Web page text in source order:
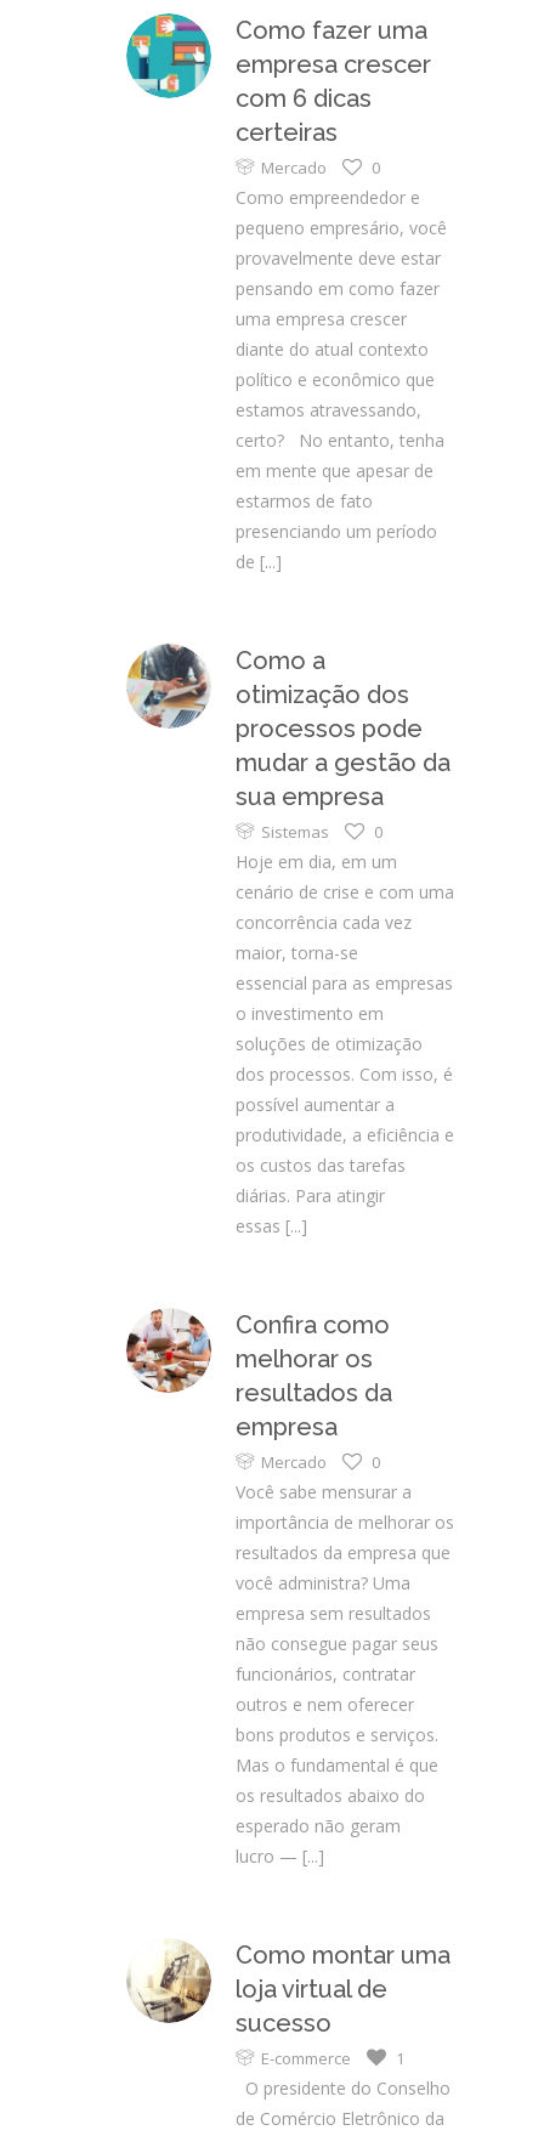
Como fazer uma
empresa crescer
com 6 dicas
certeiras
Mercado 0
Como empreendedor e
pequeno empresário, você
provavelmente deve estar
pensando em como fazer
uma empresa crescer
diante do atual contexto
político e econômico que
estamos atravessando,
certo? No entanto, tenha
em mente que apesar de
estarmos de fato
presenciando um período
de [...]
Como a
otimização dos
processos pode
mudar a gestão da
sua empresa
Sistemas 0
Hoje em dia, em um
cenário de crise e com uma
concorrência cada vez
maior, torna-se
essencial para as empresas
o investimento em
soluções de otimização
dos processos. Com isso, é
possível aumentar a
produtividade, a eficiência e
os custos das tarefas
diárias. Para atingir
essas [...]
Confira como
melhorar os
resultados da
empresa
Mercado 0
Você sabe mensurar a
importância de melhorar os
resultados da empresa que
você administra? Uma
empresa sem resultados
não consegue pagar seus
funcionários, contratar
outros e nem oferecer
bons produtos e serviços.
Mas o fundamental é que
os resultados abaixo do
esperado não geram
lucro — [...]
Como montar uma
loja virtual de
sucesso
E-commerce 1
O presidente do Conselho
de Comércio Eletrônico da